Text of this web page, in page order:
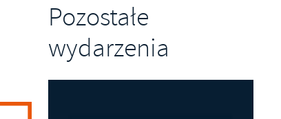
Pozostałe
wydarzenia